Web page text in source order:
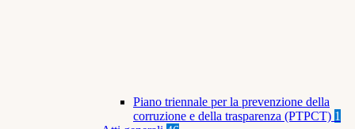
Piano triennale per la prevenzione della
corruzione e della trasparenza (PTPCT) 1